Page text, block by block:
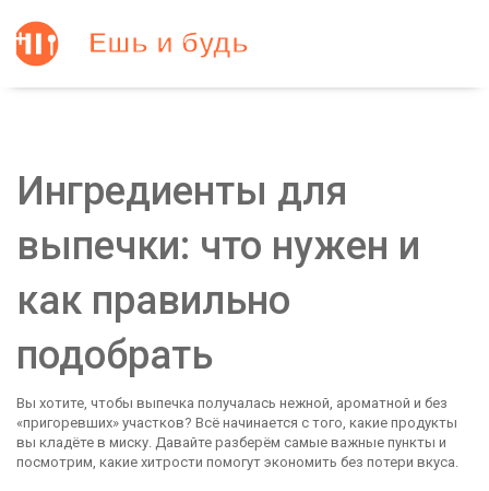
Ингредиенты для
выпечки: что нужен и
как правильно
подобрать
Вы хотите, чтобы выпечка получалась нежной, ароматной и без
«пригоревших» участков? Всё начинается с того, какие продукты
вы кладёте в миску. Давайте разберём самые важные пункты и
посмотрим, какие хитрости помогут экономить без потери вкуса.